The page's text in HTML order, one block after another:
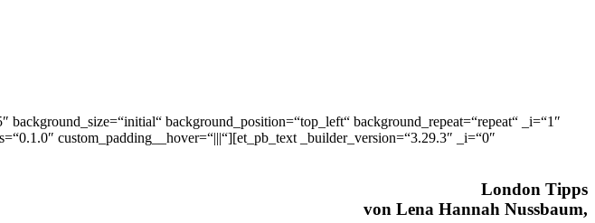
background_position=“top_left“ background_repeat=“repeat“ _i=“1″
custom_padding__hover=“|||“][et_pb_text _builder_version=“3.29.3″ _i=“0″
London Tipps
von Lena Hannah Nussbaum,